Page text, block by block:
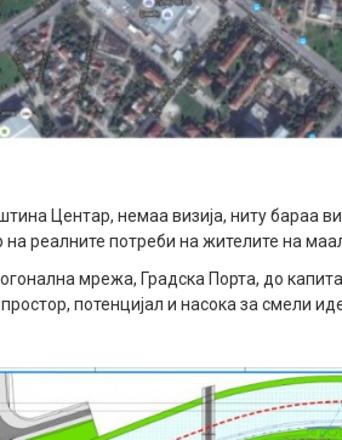
Центар, немаа визија, ниту бараа
на реалните потреби на жителите на
мрежа, Градска Порта, до
потенцијал и насока за смели